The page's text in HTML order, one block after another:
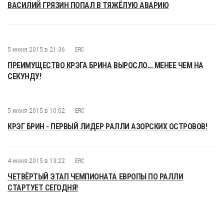
ВАСИЛИЙ ГРЯЗИН ПОПАЛ В ТЯЖЁЛУЮ АВАРИЮ
5 июня 2015 в 21:36 ERC
ПРЕИМУЩЕСТВО КРЭГА БРИНА ВЫРОСЛО... МЕНЕЕ ЧЕМ НА
СЕКУНДУ!
5 июня 2015 в 10:02 ERC
КРЭГ БРИН - ПЕРВЫЙ ЛИДЕР РАЛЛИ АЗОРСКИХ ОСТРОВОВ!
4 июня 2015 в 13:22 ERC
ЧЕТВЁРТЫЙ ЭТАП ЧЕМПИОНАТА ЕВРОПЫ ПО РАЛЛИ
СТАРТУЕТ СЕГОДНЯ!